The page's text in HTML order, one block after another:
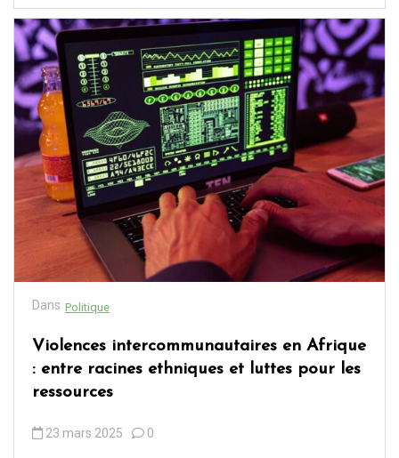
Dans Politique
Violences intercommunautaires en Afrique
: entre racines ethniques et luttes pour les
ressources
23 mars 2025 0